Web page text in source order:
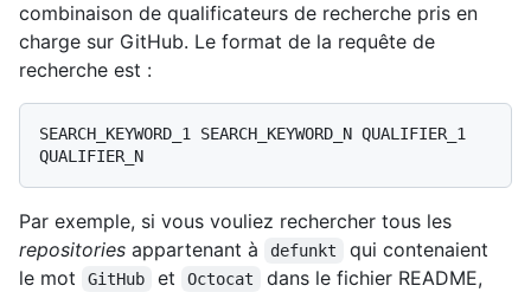
combinaison de qualificateurs de recherche pris en
charge sur GitHub. Le format de la requête de
recherche est :
SEARCH_KEYWORD_1 SEARCH_KEYWORD_N QUALIFIER_1
Par exemple, si vous vouliez rechercher tous les
repositories appartenant à defunkt
qui contenaient
le mot
GitHub et Octocat
dans le fichier README,